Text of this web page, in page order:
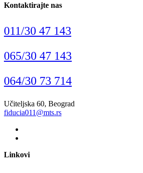
Kontaktirajte nas
011/30 47 143
065/30 47 143
064/30 73 714
Učiteljska 60, Beograd
fiducia011@mts.rs
Linkovi